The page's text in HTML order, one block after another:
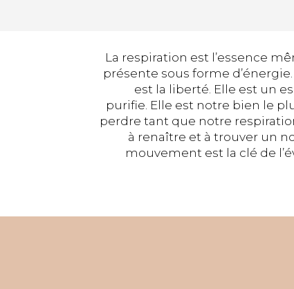
La respiration est l’essence
présente sous forme
est la liberté. Elle est un
purifie. Elle est notre bien le
perdre tant que notre
à renaître et à trouver un
mouvement est la clé de